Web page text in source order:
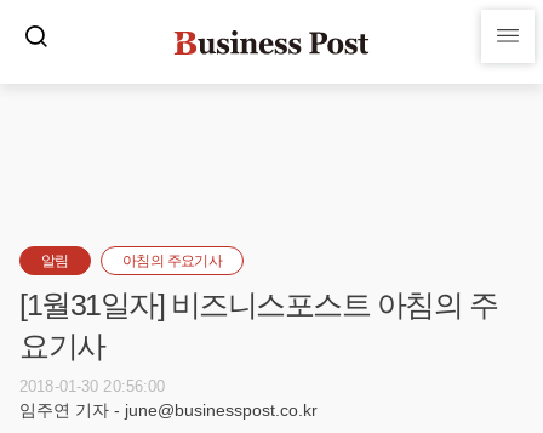
알림 아침의 주요기사
[1월31일자] 비즈니스포스트 아침의 주
요기사
2018-01-30 20:56:00
임주연 기자 - june@businesspost.co.kr